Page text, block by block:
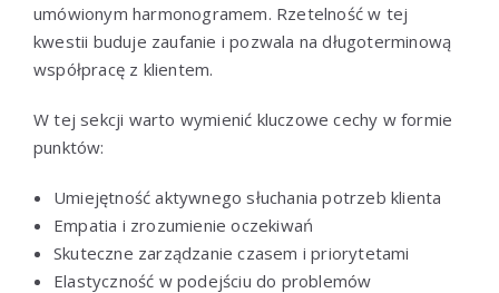
umówionym harmonogramem. Rzetelność w tej
kwestii buduje zaufanie i pozwala na długoterminową
współpracę z klientem.
W tej sekcji warto wymienić kluczowe cechy w formie
punktów:
Umiejętność aktywnego słuchania potrzeb klienta
Empatia i zrozumienie oczekiwań
Skuteczne zarządzanie czasem i priorytetami
Elastyczność w podejściu do problemów